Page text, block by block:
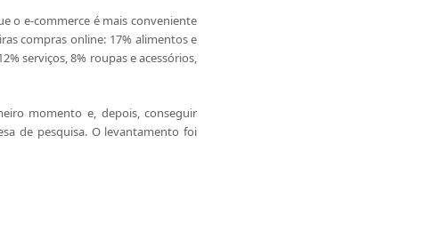
o e-commerce é mais conveniente
compras online: 17% alimentos e
serviços, 8% roupas e acessórios,
momento e, depois, conseguir
de pesquisa. O levantamento foi